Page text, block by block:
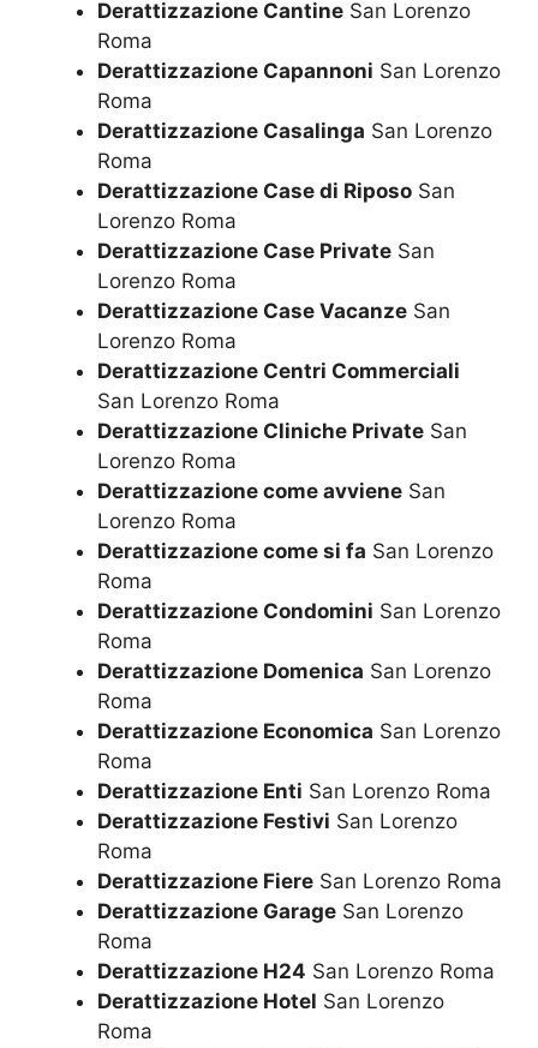
Derattizzazione Cantine San Lorenzo
Roma
Derattizzazione Capannoni San Lorenzo
Roma
Derattizzazione Casalinga San Lorenzo
Roma
Derattizzazione Case di Riposo San
Lorenzo Roma
Derattizzazione Case Private San
Lorenzo Roma
Derattizzazione Case Vacanze San
Lorenzo Roma
Derattizzazione Centri Commerciali
San Lorenzo Roma
Derattizzazione Cliniche Private San
Lorenzo Roma
Derattizzazione come avviene San
Lorenzo Roma
Derattizzazione come si fa San Lorenzo
Roma
Derattizzazione Condomini San Lorenzo
Roma
Derattizzazione Domenica San Lorenzo
Roma
Derattizzazione Economica San Lorenzo
Roma
Derattizzazione Enti San Lorenzo Roma
Derattizzazione Festivi San Lorenzo
Roma
Derattizzazione Fiere San Lorenzo Roma
Derattizzazione Garage San Lorenzo
Roma
Derattizzazione H24 San Lorenzo Roma
Derattizzazione Hotel San Lorenzo
Roma